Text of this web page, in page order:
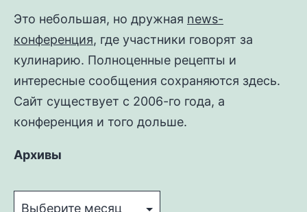
Это небольшая, но дружная news-
конференция, где участники говорят за
кулинарию. Полноценные рецепты и
интересные сообщения сохраняются здесь.
Сайт существует с 2006-го года, а
конференция и того дольше.
Архивы